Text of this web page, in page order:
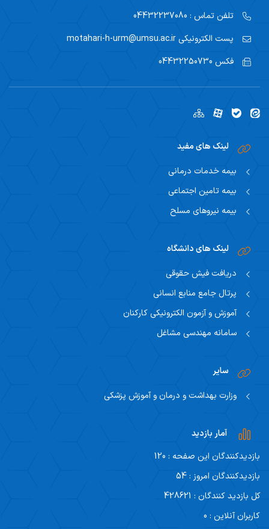
تلفن تماس : 04432237080
پست الکترونیکی
فکس
لینک های مفید
بیمه خدمات درمانی
بیمه تامین اجتماعی
بیمه نیروهای مسلح
لینک های دانشگاه
دریافت فیش حقوقی
پرتال جامع منابع انسانی
آموزش و آزمون الکترونیکی کارکنان
سامانه مهندسی مشاغل
سایر
وزارت بهداشت و درمان و آموزش پزشکی
آمار بازدید
بازدیدکنندگان این صفحه : 120
بازدیدکنندگان امروز : 54
کل بازدید کنندگان : 428621
کاربران آنلاین : 0